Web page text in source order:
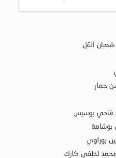
القل
حمار
فتحي بوسيس
بوشامة
بوراوي
محمد لطفي كارك